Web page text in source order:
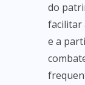
do
facilitar
e a